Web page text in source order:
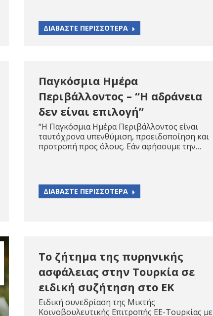
ΔΙΑΒΑΣΤΕ ΠΕΡΙΣΣΟΤΕΡΑ
Παγκόσμια Ημέρα
Περιβάλλοντος – “Η αδράνεια
δεν είναι επιλογή”
“Η Παγκόσμια Ημέρα Περιβάλλοντος είναι
ταυτόχρονα υπενθύμιση, προειδοποίηση και
προτροπή προς όλους. Εάν αφήσουμε την…
ΔΙΑΒΑΣΤΕ ΠΕΡΙΣΣΟΤΕΡΑ
Το ζήτημα της πυρηνικής
ασφάλειας στην Τουρκία σε
ειδική συζήτηση στο ΕΚ
Ειδική συνεδρίαση της Μικτής
Κοινοβουλευτικής Επιτροπής ΕΕ-Τουρκίας με